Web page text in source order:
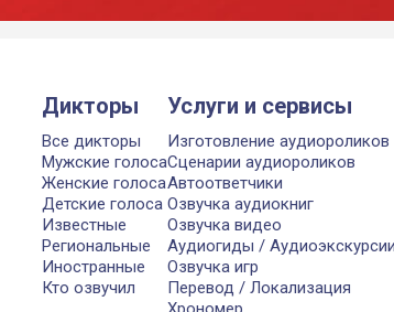
Дикторы
Все дикторы
Мужские голоса
Женские голоса
Детские голоса
Известные
Региональные
Иностранные
Кто озвучил
Услуги и сервисы
Изготовление аудиороликов
Сценарии аудиороликов
Автоответчики
Озвучка аудиокниг
Озвучка видео
Аудиогиды / Аудиоэкскурсии
Озвучка игр
Перевод / Локализация